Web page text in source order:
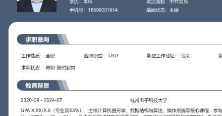
正在查看资深U3D经典简历模板文字版
陈小湾
性别: 男年龄: 26 学历: 本科婚姻状态: 未婚 工作年限: 4年 政治面貌: 党
邮箱: xiaowan@gangwan.com
求职意向